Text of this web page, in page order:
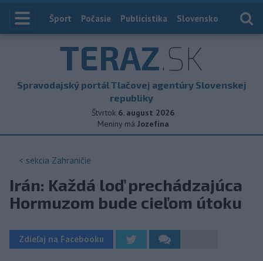
Index
Šport Počasie Publicistika Slovensko
TERAZ.SK
Spravodajský portál Tlačovej agentúry Slovenskej
republiky
Štvrtok 6. august 2026
Meniny má Jozefína
< sekcia Zahraničie
Irán: Každá loď prechádzajúca
Hormuzom bude cieľom útoku
Zdieľaj na Facebooku